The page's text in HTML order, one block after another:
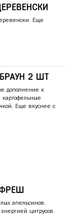
Еще
2 ШТ
дополнение к
Еще вкуснее с
апельсинов.
цитрусов.